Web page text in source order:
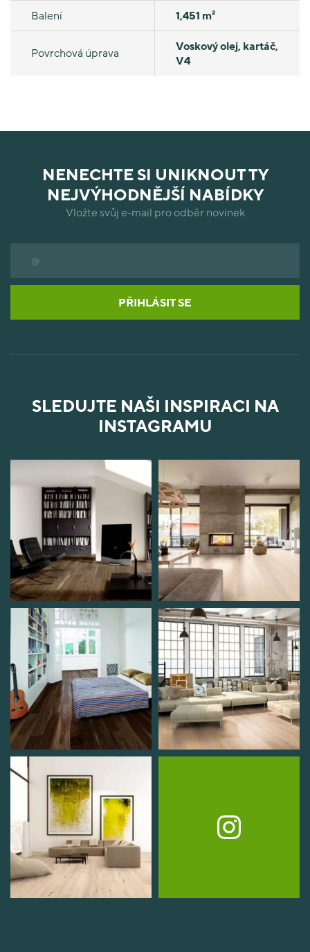
Balení 1,451 m²
Povrchová úprava
Voskový olej, kartáč,
V4
NENECHTE SI UNIKNOUT TY
NEJVÝHODNĚJŠÍ NABÍDKY
Vložte svůj e-mail pro odběr novinek
PŘIHLÁSIT SE
SLEDUJTE NAŠI INSPIRACI NA
INSTAGRAMU